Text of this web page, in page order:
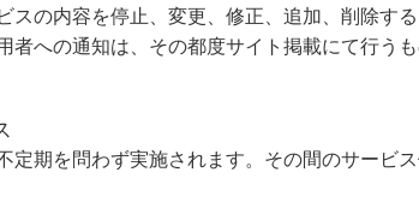
スの内容を停止、変更、修正、追加、削除す
者への通知は、その都度サイト掲載にて行うも
定期を問わず実施されます。その間のサービ